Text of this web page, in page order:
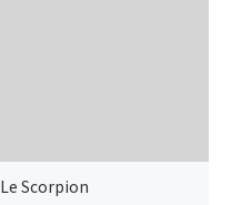
Le Scorpion